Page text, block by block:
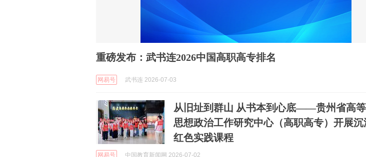
重磅发布：武书连2026中国高职高专排名
网易号 武书连 2026-07-03
从旧址到群山 从书本到心底——贵州省高
思想政治工作研究中心（高职高专）开展沉
红色实践课程
网易号 中国教育新闻网 2026-07-02